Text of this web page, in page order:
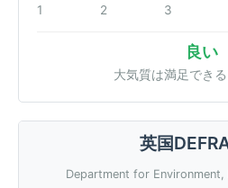
1 2 3
良い
大気質は満足でき
英国
Department for